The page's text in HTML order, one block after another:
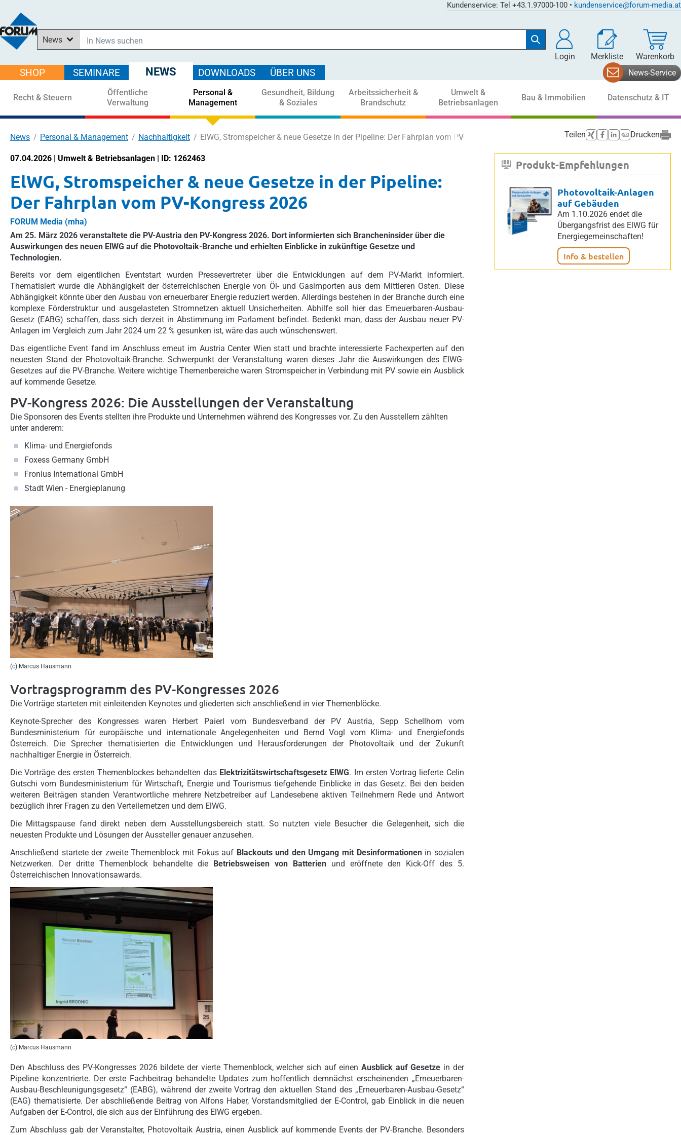
Kundenservice: Tel +43.1.97000-100 • kundenservice@forum-media.at
News
In Downloads suchen
Im Shop suchen
In Seminaren suchen
Login Merkliste Warenkorb
SHOP SEMINARE NEWS DOWNLOADS ÜBER UNS News-Service
Recht & Steuern
Öffentliche
Verwaltung
Personal &
Management
Gesundheit, Bildung
& Soziales
Arbeitssicherheit &
Brandschutz
Umwelt &
Betriebsanlagen
Bau & Immobilien Datenschutz & IT
News Personal & Management Nachhaltigkeit ElWG, Stromspeicher & neue Gesetze in der Pipeline: Der Fahrplan vom PV-Kongress 2026
07.04.2026 | Umwelt & Betriebsanlagen | ID: 1262463
ElWG, Stromspeicher & neue Gesetze in der Pipeline:
Der Fahrplan vom PV-Kongress 2026
FORUM Media (mha)
Am 25. März 2026 veranstaltete die PV-Austria den PV-Kongress 2026. Dort informierten sich Brancheninsider über die
Auswirkungen des neuen ElWG auf die Photovoltaik-Branche und erhielten Einblicke in zukünftige Gesetze und
Technologien.
Bereits vor dem eigentlichen Eventstart wurden Pressevertreter über die Entwicklungen auf dem PV-Markt informiert.
Thematisiert wurde die Abhängigkeit der österreichischen Energie von Öl- und Gasimporten aus dem Mittleren Osten. Diese
Abhängigkeit könnte über den Ausbau von erneuerbarer Energie reduziert werden. Allerdings bestehen in der Branche durch eine
komplexe Förderstruktur und ausgelasteten Stromnetzen aktuell Unsicherheiten. Abhilfe soll hier das Erneuerbaren-Ausbau-
Gesetz (EABG) schaffen, dass sich derzeit in Abstimmung im Parlament befindet. Bedenkt man, dass der Ausbau neuer PV-
Anlagen im Vergleich zum Jahr 2024 um 22 % gesunken ist, wäre das auch wünschenswert.
Das eigentliche Event fand im Anschluss erneut im Austria Center Wien statt und brachte interessierte Fachexperten auf den
neuesten Stand der Photovoltaik-Branche. Schwerpunkt der Veranstaltung waren dieses Jahr die Auswirkungen des ElWG-
Gesetzes auf die PV-Branche. Weitere wichtige Themenbereiche waren Stromspeicher in Verbindung mit PV sowie ein Ausblick
auf kommende Gesetze.
PV-Kongress 2026: Die Ausstellungen der Veranstaltung
Die Sponsoren des Events stellten ihre Produkte und Unternehmen während des Kongresses vor. Zu den Ausstellern zählten
unter anderem:
Klima- und Energiefonds
Foxess Germany GmbH
Fronius International GmbH
Stadt Wien - Energieplanung
(c) Marcus Hausmann
Vortragsprogramm des PV-Kongresses 2026
Die Vorträge starteten mit einleitenden Keynotes und gliederten sich anschließend in vier Themenblöcke.
Keynote-Sprecher des Kongresses waren Herbert Paierl vom Bundesverband der PV Austria, Sepp Schellhorn vom
Bundesministerium für europäische und internationale Angelegenheiten und Bernd Vogl vom Klima- und Energiefonds
Österreich. Die Sprecher thematisierten die Entwicklungen und Herausforderungen der Photovoltaik und der Zukunft
nachhaltiger Energie in Österreich.
Die Vorträge des ersten Themenblockes behandelten das Elektrizitätswirtschaftsgesetz ElWG. Im ersten Vortrag lieferte Celin
Gutschi vom Bundesministerium für Wirtschaft, Energie und Tourismus tiefgehende Einblicke in das Gesetz. Bei den beiden
weiteren Beiträgen standen Verantwortliche mehrere Netzbetreiber auf Landesebene aktiven Teilnehmern Rede und Antwort
bezüglich ihrer Fragen zu den Verteilernetzen und dem ElWG.
Die Mittagspause fand direkt neben dem Ausstellungsbereich statt. So nutzten viele Besucher die Gelegenheit, sich die
neuesten Produkte und Lösungen der Aussteller genauer anzusehen.
Anschließend startete der zweite Themenblock mit Fokus auf Blackouts und den Umgang mit Desinformationenin sozialen
Netzwerken. Der dritte Themenblock behandelte die Betriebsweisen von Batterienund eröffnete den Kick-Off des 5.
Österreichischen Innovationsawards.
(c) Marcus Hausmann
Den Abschluss des PV-Kongresses 2026 bildete der vierte Themenblock, welcher sich auf einen Ausblick auf Gesetze in der
Pipeline konzentrierte. Der erste Fachbeitrag behandelte Updates zum hoffentlich demnächst erscheinenden „Erneuerbaren-
Ausbau-Beschleunigungsgesetz“ (EABG), während der zweite Vortrag den aktuellen Stand des „Erneuerbaren-Ausbau-Gesetz“
(EAG) thematisierte. Der abschließende Beitrag von Alfons Haber, Vorstandsmitglied der E-Control, gab Einblick in die neuen
Aufgaben der E-Control, die sich aus der Einführung des ElWG ergeben.
Zum Abschluss gab der Veranstalter, Photovoltaik Austria, einen Ausblick auf kommende Events der PV-Branche. Besonders
Teilen Drucken
Produkt-Empfehlungen
Photovoltaik-Anlagen
auf Gebäuden
Am 1.10.2026 endet die
Übergangsfrist des ElWG für
Energiegemeinschaften!
Info & bestellen